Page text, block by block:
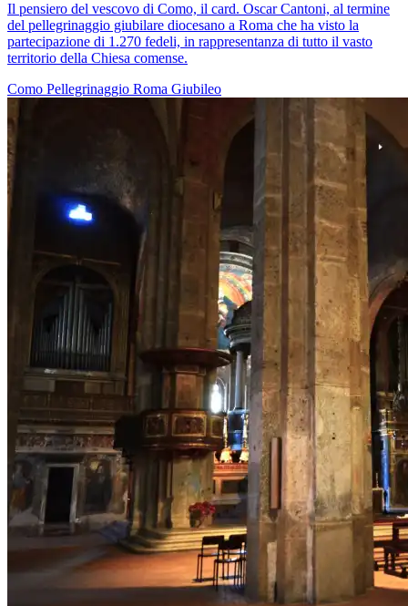
Il pensiero del vescovo di Como, il card. Oscar Cantoni, al termine
del pellegrinaggio giubilare diocesano a Roma che ha visto la
partecipazione di 1.270 fedeli, in rappresentanza di tutto il vasto
territorio della Chiesa comense.
Como Pellegrinaggio Roma Giubileo